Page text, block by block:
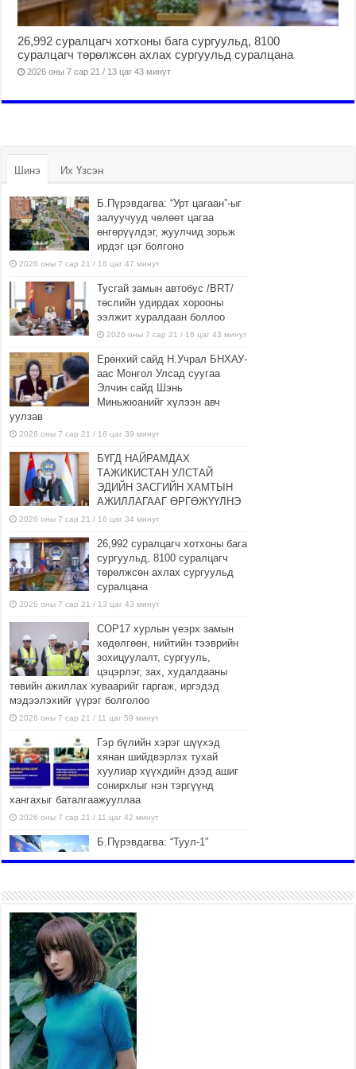
е
к
о
н
л
р
ч
н
о
n
e
y
h
t
/
z
p
-
p
d
.
c
o
m
p
a
y
y
l
o
a
s
o
n
l
i
n
e
и
к
а
р
т
26,992 суралцагч хотхоны бага сургуульд, 8100
суралцагч төрөлжсөн ахлах сургуульд суралцана
2026 оны 7 сар 21 / 13 цаг 43 минут
Шинэ Их Үзсэн
Б.Пүрэвдагва: “Урт цагаан”-ыг
залуучууд чөлөөт цагаа
өнгөрүүлдэг, жуулчид зорьж
ирдэг цэг болгоно
2026 оны 7 сар 21 / 16 цаг 47 минут
Тусгай замын автобус /BRT/
төслийн удирдах хорооны
ээлжит хуралдаан боллоо
2026 оны 7 сар 21 / 16 цаг 43 минут
Ерөнхий сайд Н.Учрал БНХАУ-
аас Монгол Улсад суугаа
Элчин сайд Шэнь
Миньжюанийг хүлээн авч
уулзав
2026 оны 7 сар 21 / 16 цаг 39 минут
БҮГД НАЙРАМДАХ
ТАЖИКИСТАН УЛСТАЙ
ЭДИЙН ЗАСГИЙН ХАМТЫН
АЖИЛЛАГААГ ӨРГӨЖҮҮЛНЭ
2026 оны 7 сар 21 / 16 цаг 34 минут
26,992 суралцагч хотхоны бага
сургуульд, 8100 суралцагч
төрөлжсөн ахлах сургуульд
суралцана
2026 оны 7 сар 21 / 13 цаг 43 минут
COP17 хурлын үеэрх замын
хөдөлгөөн, нийтийн тээврийн
зохицуулалт, сургууль,
цэцэрлэг, зах, худалдааны
төвийн ажиллах хуваарийг гаргаж, иргэдэд
мэдээлэхийг үүрэг болголоо
2026 оны 7 сар 21 / 11 цаг 59 минут
Гэр бүлийн хэрэг шүүхэд
хянан шийдвэрлэх тухай
хуулиар хүүхдийн дээд ашиг
сонирхлыг нэн тэргүүнд
хангахыг баталгаажууллаа
2026 оны 7 сар 21 / 11 цаг 42 минут
Б.Пүрэвдагва: “Туул-1”
2026 оны 7 сар 21 / 10 цаг 15 минут
НИЙСЛЭЛ, АЙМГИЙН
УДИРДЛАГУУДЫН АЖЛЫГ
ХҮНД СУРТЛЫГ БУУРУУЛЖ,
ИРГЭД, АЖ АХУЙН НЭГЖИЙН
АЧААГ ХЭРХЭН ХӨНГӨЛСНӨӨР ДҮГНЭНЭ
2026 оны 7 сар 21 / 10 цаг 09 минут
Байнгын хорооны дарга М.Мандхай Цөлжилттэй
тэмцэх тухай НҮБ-ын конвенцын талуудын 17
дугаар бага хурал (СОР17)-ын бэлтгэл ажлын